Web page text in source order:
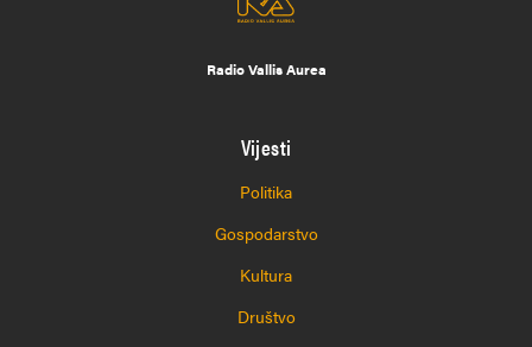
Radio Vallis Aurea
Vijesti
Politika
Gospodarstvo
Kultura
Društvo